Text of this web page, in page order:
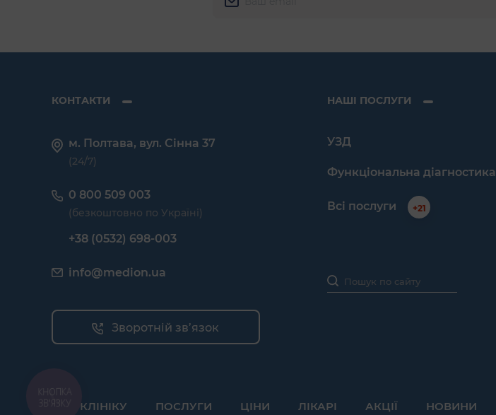
КОНТАКТИ
м. Полтава, вул. Сінна 37
(24/7)
0 800 509 003
(безкоштовно по Україні)
+38 (0532) 698-003
info@medion.ua
Зворотній зв’язок
НАШІ ПОСЛУГИ
УЗД
Функціональна діагностика
Всі послуги +21
ПРО КЛІНІКУ ПОСЛУГИ ЦІНИ ЛІКАРІ АКЦІЇ НОВИНИ